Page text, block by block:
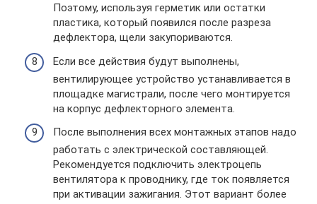
Поэтому, используя герметик или остатки
пластика, который появился после разреза
дефлектора, щели закупориваются.
Если все действия будут выполнены,
вентилирующее устройство устанавливается в
площадке магистрали, после чего монтируется
на корпус дефлекторного элемента.
После выполнения всех монтажных этапов надо
работать с электрической составляющей.
Рекомендуется подключить электроцепь
вентилятора к проводнику, где ток появляется
при активации зажигания. Этот вариант более